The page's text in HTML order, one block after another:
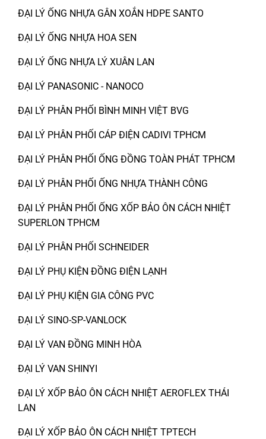
ĐẠI LÝ ỐNG NHỰA GÂN XOẮN HDPE SANTO
ĐẠI LÝ ỐNG NHỰA HOA SEN
ĐẠI LÝ ỐNG NHỰA LÝ XUÂN LAN
ĐẠI LÝ PANASONIC - NANOCO
ĐẠI LÝ PHÂN PHỐI BÌNH MINH VIỆT BVG
ĐẠI LÝ PHÂN PHỐI CÁP ĐIỆN CADIVI TPHCM
ĐẠI LÝ PHÂN PHỐI ỐNG ĐỒNG TOÀN PHÁT TPHCM
ĐẠI LÝ PHÂN PHỐI ỐNG NHỰA THÀNH CÔNG
ĐẠI LÝ PHÂN PHỐI ỐNG XỐP BẢO ÔN CÁCH NHIỆT
SUPERLON TPHCM
ĐẠI LÝ PHÂN PHỐI SCHNEIDER
ĐẠI LÝ PHỤ KIỆN ĐỒNG ĐIỆN LẠNH
ĐẠI LÝ PHỤ KIỆN GIA CÔNG PVC
ĐẠI LÝ SINO-SP-VANLOCK
ĐẠI LÝ VAN ĐỒNG MINH HÒA
ĐẠI LÝ VAN SHINYI
ĐẠI LÝ XỐP BẢO ÔN CÁCH NHIỆT AEROFLEX THÁI
LAN
ĐẠI LÝ XỐP BẢO ÔN CÁCH NHIỆT TPTECH